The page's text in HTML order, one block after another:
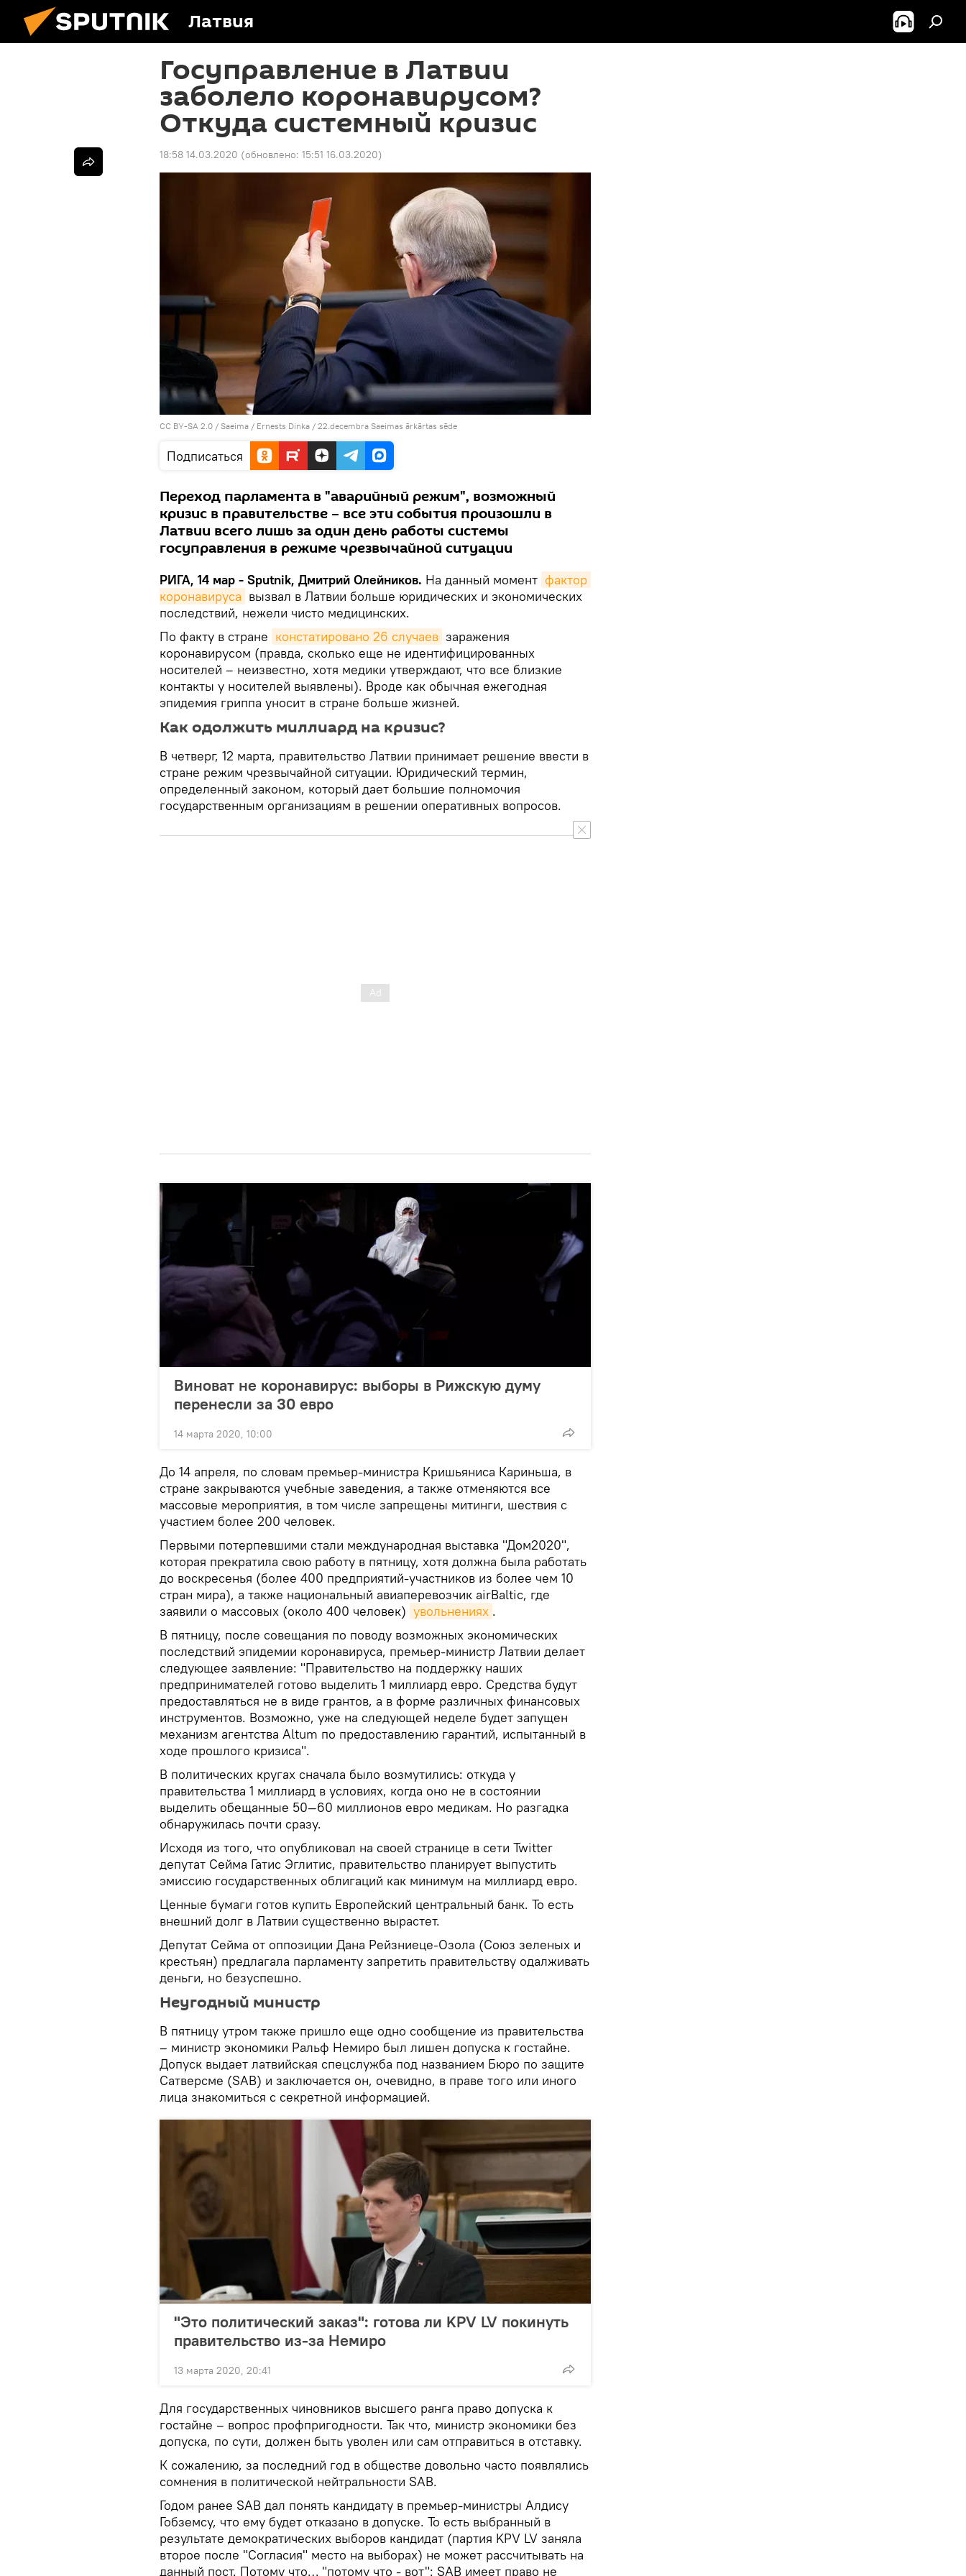
Латвия
Госуправление в Латвии
заболело коронавирусом?
Откуда системный кризис
18:58 14.03.2020 (обновлено: 15:51 16.03.2020)
CC BY-SA 2.0 / Saeima / Ernests Dinka / 22.decembra Saeimas ārkārtas sēde
Подписаться
Переход парламента в "аварийный режим", возможный
кризис в правительстве – все эти события произошли в
Латвии всего лишь за один день работы системы
госуправления в режиме чрезвычайной ситуации
РИГА, 14 мар - Sputnik, Дмитрий Олейников. На данный момент фактор
коронавируса вызвал в Латвии больше юридических и экономических
последствий, нежели чисто медицинских.
По факту в стране констатировано 26 случаев заражения
коронавирусом (правда, сколько еще не идентифицированных
носителей – неизвестно, хотя медики утверждают, что все близкие
контакты у носителей выявлены). Вроде как обычная ежегодная
эпидемия гриппа уносит в стране больше жизней.
Как одолжить миллиард на кризис?
В четверг, 12 марта, правительство Латвии принимает решение ввести в
стране режим чрезвычайной ситуации. Юридический термин,
определенный законом, который дает большие полномочия
государственным организациям в решении оперативных вопросов.
Виноват не коронавирус: выборы в Рижскую думу
перенесли за 30 евро
14 марта 2020, 10:00
До 14 апреля, по словам премьер-министра Кришьяниса Кариньша, в
стране закрываются учебные заведения, а также отменяются все
массовые мероприятия, в том числе запрещены митинги, шествия с
участием более 200 человек.
Первыми потерпевшими стали международная выставка "Дом2020",
которая прекратила свою работу в пятницу, хотя должна была работать
до воскресенья (более 400 предприятий-участников из более чем 10
стран мира), а также национальный авиаперевозчик airBaltic, где
заявили о массовых (около 400 человек) увольнениях .
В пятницу, после совещания по поводу возможных экономических
последствий эпидемии коронавируса, премьер-министр Латвии делает
следующее заявление: "Правительство на поддержку наших
предпринимателей готово выделить 1 миллиард евро. Средства будут
предоставляться не в виде грантов, а в форме различных финансовых
инструментов. Возможно, уже на следующей неделе будет запущен
механизм агентства Altum по предоставлению гарантий, испытанный в
ходе прошлого кризиса".
В политических кругах сначала было возмутились: откуда у
правительства 1 миллиард в условиях, когда оно не в состоянии
выделить обещанные 50—60 миллионов евро медикам. Но разгадка
обнаружилась почти сразу.
Исходя из того, что опубликовал на своей странице в сети Twitter
депутат Сейма Гатис Эглитис, правительство планирует выпустить
эмиссию государственных облигаций как минимум на миллиард евро.
Ценные бумаги готов купить Европейский центральный банк. То есть
внешний долг в Латвии существенно вырастет.
Депутат Сейма от оппозиции Дана Рейзниеце-Озола (Союз зеленых и
крестьян) предлагала парламенту запретить правительству одалживать
деньги, но безуспешно.
Неугодный министр
В пятницу утром также пришло еще одно сообщение из правительства
– министр экономики Ральф Немиро был лишен допуска к гостайне.
Допуск выдает латвийская спецслужба под названием Бюро по защите
Сатверсме (SAB) и заключается он, очевидно, в праве того или иного
лица знакомиться с секретной информацией.
"Это политический заказ": готова ли KPV LV покинуть
правительство из-за Немиро
13 марта 2020, 20:41
Для государственных чиновников высшего ранга право допуска к
гостайне – вопрос профпригодности. Так что, министр экономики без
допуска, по сути, должен быть уволен или сам отправиться в отставку.
К сожалению, за последний год в обществе довольно часто появлялись
сомнения в политической нейтральности SAB.
Годом ранее SAB дал понять кандидату в премьер-министры Алдису
Гобземсу, что ему будет отказано в допуске. То есть выбранный в
результате демократических выборов кандидат (партия KPV LV заняла
второе после "Согласия" место на выборах) не может рассчитывать на
данный пост. Потому что… "потому что - вот": SAB имеет право не